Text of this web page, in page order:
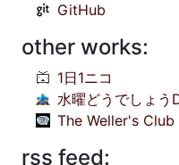
GitHub
other works:
1日1ニコ
水曜どうでしょう
The Weller's Club
rss feed: